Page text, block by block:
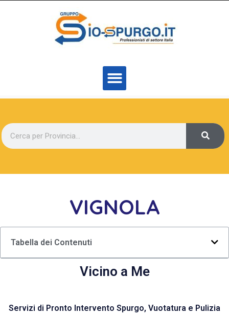
VIGNOLA
Tabella dei Contenuti
Vicino a Me
Servizi di Pronto Intervento Spurgo, Vuotatura e Pulizia